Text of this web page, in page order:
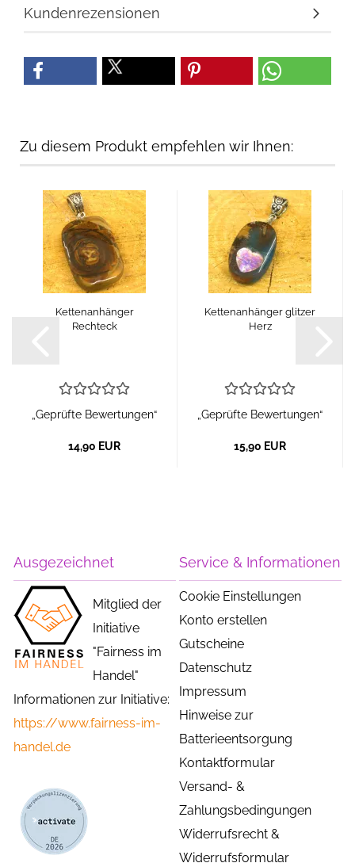
Kundenrezensionen
Zu diesem Produkt empfehlen wir Ihnen:
Kettenanhänger
Rechteck
„Geprüfte Bewertungen“
14,90 EUR
Kettenanhänger glitzer
Herz
„Geprüfte Bewertungen“
15,90 EUR
Ausgezeichnet
Mitglied der
Initiative
"Fairness im
Handel"
Informationen zur Initiative:
https://www.fairness-im-
handel.de
Service & Informationen
Cookie Einstellungen
Konto erstellen
Gutscheine
Datenschutz
Impressum
Hinweise zur
Batterieentsorgung
Kontaktformular
Versand- &
Zahlungsbedingungen
Widerrufsrecht &
Widerrufsformular